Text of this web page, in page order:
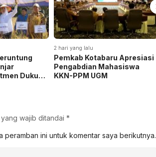
Dukung
2 hari yang lalu
Pemkab Kotabaru Apresiasi
Pengabdian Mahasiswa
KKN-PPM UGM
yang wajib ditandai *
peramban ini untuk komentar saya berikutnya.